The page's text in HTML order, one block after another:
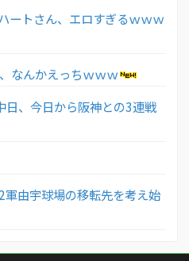
ートさん、エロすぎるｗｗｗ
なんかえっちｗｗｗ
、今日から阪神との3連戦
軍由宇球場の移転先を考え始